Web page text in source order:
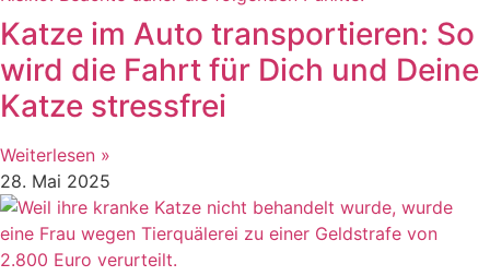
Katze im Auto transportieren: So
wird die Fahrt für Dich und Deine
Katze stressfrei
Weiterlesen »
28. Mai 2025